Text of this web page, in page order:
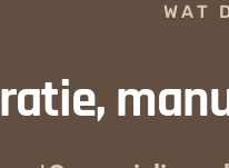
WAT